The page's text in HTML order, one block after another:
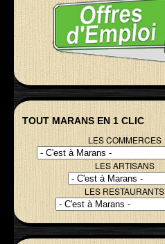
TOUT MARANS EN 1 CLIC
LES COMMERCES
LES ARTISANS
LES RESTAURANTS